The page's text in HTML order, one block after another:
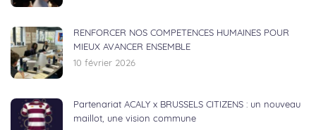
RENFORCER NOS COMPETENCES HUMAINES POUR
MIEUX AVANCER ENSEMBLE
10 février 2026
Partenariat ACALY x BRUSSELS CITIZENS : un nouveau
maillot, une vision commune